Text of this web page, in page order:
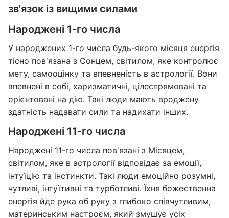
зв'язок із вищими силами
Народжені 1-го числа
У народжених 1-го числа будь-якого місяця енергія
тісно пов'язана з Сонцем, світилом, яке контролює
мету, самооцінку та впевненість в астрології. Вони
впевнені в собі, харизматичні, цілеспрямовані та
орієнтовані на дію. Такі люди мають вроджену
здатність надавати сили та надихати інших.
Народжені 11-го числа
Народжені 11-го числа пов'язані з Місяцем,
світилом, яке в астрології відповідає за емоції,
інтуїцію та інстинкти. Такі люди емоційно розумні,
чутливі, інтуїтивні та турботливі. Їхня божественна
енергія йде рука об руку з глибоко співчутливим,
материнським настроєм, який змушує усіх